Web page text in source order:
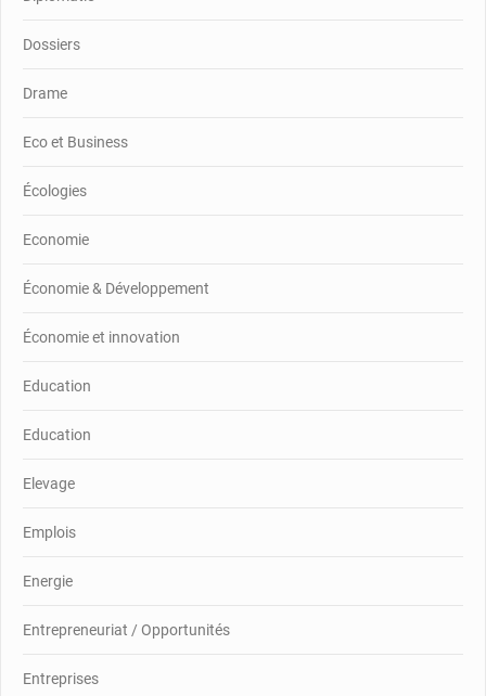
Dossiers
Drame
Eco et Business
Écologies
Economie
Économie & Développement
Économie et innovation
Education
Education
Elevage
Emplois
Energie
Entrepreneuriat / Opportunités
Entreprises